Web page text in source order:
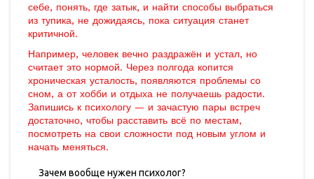
себе, понять, где затык, и найти способы выбраться
из тупика, не дожидаясь, пока ситуация станет
критичной.
Например, человек вечно раздражён и устал, но
считает это нормой. Через полгода копится
хроническая усталость, появляются проблемы со
сном, а от хобби и отдыха не получаешь радости.
Запишись к психологу — и зачастую пары встреч
достаточно, чтобы расставить всё по местам,
посмотреть на свои сложности под новым углом и
начать меняться.
Зачем вообще нужен психолог?